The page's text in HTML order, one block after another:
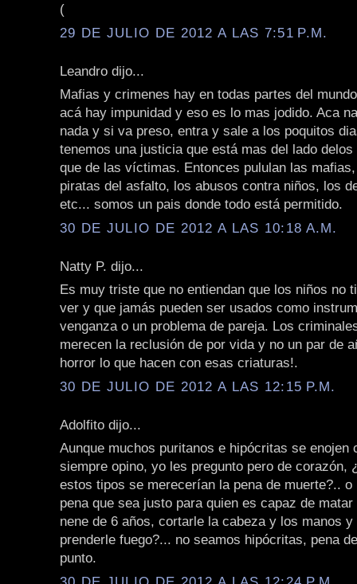
(
29 DE JULIO DE 2012 A LAS 7:51 P.M.
Leandro dijo...
Mafias y crimenes hay en todas partes del
acá hay impunidad y eso es lo mas jodido. Aca
nada y si va preso, entra y sale a los poquitos
tenemos una justicia que está mas del lado
que de las víctimas. Entonces pululan las
piratas del asfalto, los abusos contra niños, los
etc... somos un pais donde todo está permitido.
30 DE JULIO DE 2012 A LAS 10:18 A.M.
Natty P. dijo...
Es muy triste que no entiendan que los niños no
ver y que jamás pueden ser usados como
venganza o un problema de pareja. Los
merecen la reclusión de por vida y no un par de
horror lo que hacen con esas criaturas!.
30 DE JULIO DE 2012 A LAS 12:15 P.M.
Adolfito dijo...
Aunque muchos puritanos e hipócritas se enojen
siempre opino, yo les pregunto pero de corazón,
estos tipos se merecerían la pena de muerte?.. o
pena que sea justo para quien es capaz de
nene de 6 años, cortarle la cabeza y los manos y
prenderle fuego?... no seamos hipócritas, pena
punto.